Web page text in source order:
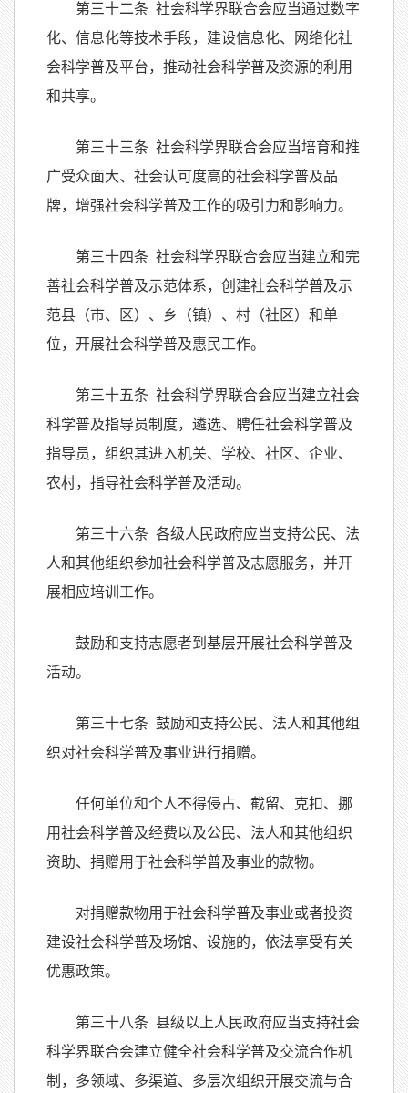
第三十二条 社会科学界联合会应当通过数字
化、信息化等技术手段，建设信息化、网络化社
会科学普及平台，推动社会科学普及资源的利用
和共享。
第三十三条 社会科学界联合会应当培育和推
广受众面大、社会认可度高的社会科学普及品
牌，增强社会科学普及工作的吸引力和影响力。
第三十四条 社会科学界联合会应当建立和完
善社会科学普及示范体系，创建社会科学普及示
范县（市、区）、乡（镇）、村（社区）和单
位，开展社会科学普及惠民工作。
第三十五条 社会科学界联合会应当建立社会
科学普及指导员制度，遴选、聘任社会科学普及
指导员，组织其进入机关、学校、社区、企业、
农村，指导社会科学普及活动。
第三十六条 各级人民政府应当支持公民、法
人和其他组织参加社会科学普及志愿服务，并开
展相应培训工作。
鼓励和支持志愿者到基层开展社会科学普及
活动。
第三十七条 鼓励和支持公民、法人和其他组
织对社会科学普及事业进行捐赠。
任何单位和个人不得侵占、截留、克扣、挪
用社会科学普及经费以及公民、法人和其他组织
资助、捐赠用于社会科学普及事业的款物。
对捐赠款物用于社会科学普及事业或者投资
建设社会科学普及场馆、设施的，依法享受有关
优惠政策。
第三十八条 县级以上人民政府应当支持社会
科学界联合会建立健全社会科学普及交流合作机
制，多领域、多渠道、多层次组织开展交流与合